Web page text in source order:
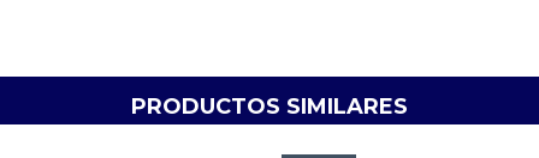
PRODUCTOS SIMILARES